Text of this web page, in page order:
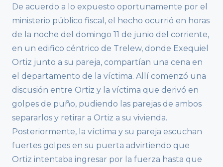
De acuerdo a lo expuesto oportunamente por el
ministerio público fiscal, el hecho ocurrió en horas
de la noche del domingo 11 de junio del corriente,
en un edifico céntrico de Trelew, donde Exequiel
Ortiz junto a su pareja, compartían una cena en
el departamento de la víctima. Allí comenzó una
discusión entre Ortiz y la víctima que derivó en
golpes de puño, pudiendo las parejas de ambos
separarlos y retirar a Ortiz a su vivienda.
Posteriormente, la víctima y su pareja escuchan
fuertes golpes en su puerta advirtiendo que
Ortiz intentaba ingresar por la fuerza hasta que